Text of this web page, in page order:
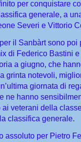
per conquistare
generale, a
Severi e Vittorio
il Sanbàrt sono
di Federico Bastini
a giugno, che
grinta notevoli,
giornata di
ne hanno
ai veterani della
classifica generale.
assoluto per Pietro